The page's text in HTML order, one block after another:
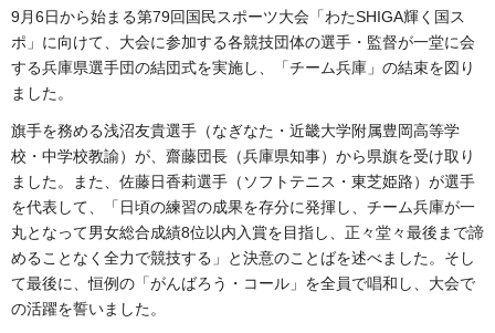
9月6日から始まる第79回国民スポーツ大会「わたSHIGA輝く国ス
ポ」に向けて、大会に参加する各競技団体の選手・監督が一堂に会
する兵庫県選手団の結団式を実施し、「チーム兵庫」の結束を図り
ました。
旗手を務める浅沼友貴選手（なぎなた・近畿大学附属豊岡高等学
校・中学校教諭）が、齋藤団長（兵庫県知事）から県旗を受け取り
ました。また、佐藤日香莉選手（ソフトテニス・東芝姫路）が選手
を代表して、「日頃の練習の成果を存分に発揮し、チーム兵庫が一
丸となって男女総合成績8位以内入賞を目指し、正々堂々最後まで諦
めることなく全力で競技する」と決意のことばを述べました。そし
て最後に、恒例の「がんばろう・コール」を全員で唱和し、大会で
の活躍を誓いました。